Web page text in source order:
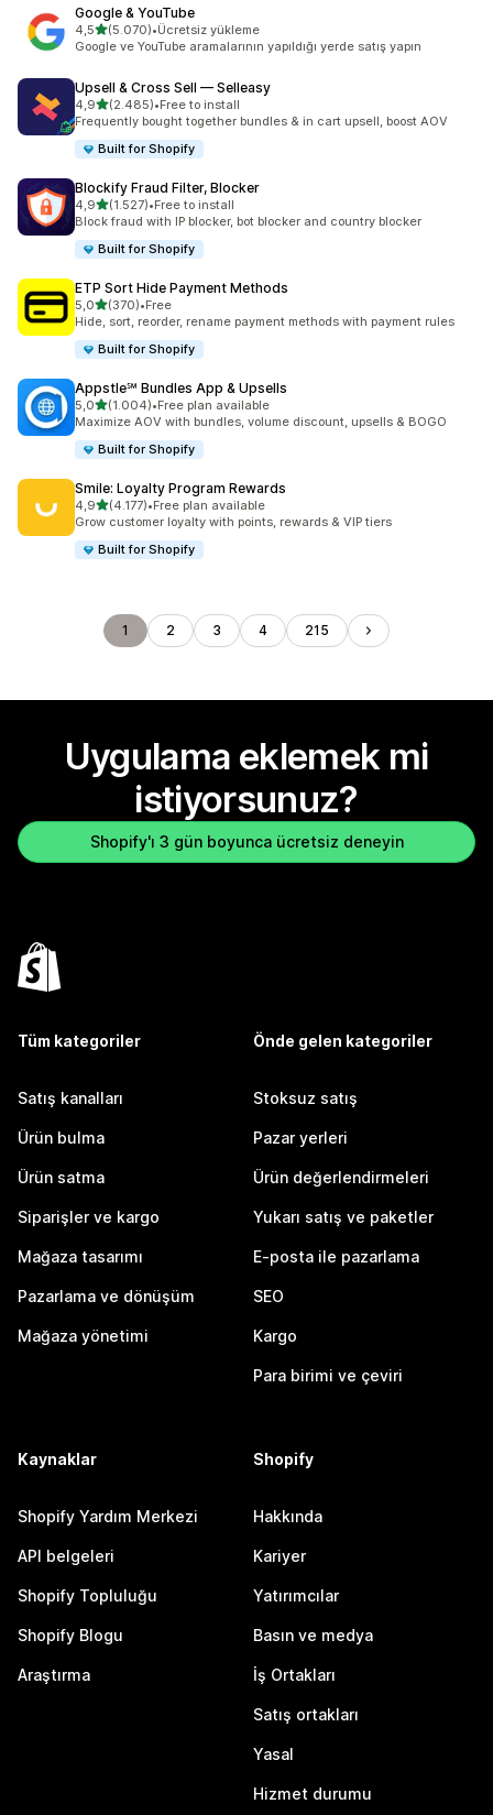
Google & YouTube
4,55 yıldız üzerinden
(5.070)
toplam 5070 değerlendirme
•Ücretsiz yükleme
Google ve YouTube aramalarının yapıldığı yerde satış yapın
Upsell & Cross Sell — Selleasy
4,95 yıldız üzerinden
(2.485)
toplam 2485 değerlendirme
•Free to install
Frequently bought together bundles & in cart upsell, boost AOV
Built for Shopify
Blockify Fraud Filter, Blocker
4,95 yıldız üzerinden
(1.527)
toplam 1527 değerlendirme
•Free to install
Block fraud with IP blocker, bot blocker and country blocker
Built for Shopify
ETP Sort Hide Payment Methods
5,05 yıldız üzerinden
(370)
toplam 370 değerlendirme
•Free
Hide, sort, reorder, rename payment methods with payment rules
Built for Shopify
Appstle℠ Bundles App & Upsells
5,05 yıldız üzerinden
(1.004)
toplam 1004 değerlendirme
•Free plan available
Maximize AOV with bundles, volume discount, upsells & BOGO
Built for Shopify
Smile: Loyalty Program Rewards
4,95 yıldız üzerinden
(4.177)
toplam 4177 değerlendirme
•Free plan available
Grow customer loyalty with points, rewards & VIP tiers
Built for Shopify
1 2 3 4 215
Uygulama eklemek mi
istiyorsunuz?
Shopify'ı 3 gün boyunca ücretsiz deneyin
Tüm kategoriler
Satış kanalları
Ürün bulma
Ürün satma
Siparişler ve kargo
Mağaza tasarımı
Pazarlama ve dönüşüm
Mağaza yönetimi
Önde gelen kategoriler
Stoksuz satış
Pazar yerleri
Ürün değerlendirmeleri
Yukarı satış ve paketler
E-posta ile pazarlama
SEO
Kargo
Para birimi ve çeviri
Kaynaklar
Shopify Yardım Merkezi
API belgeleri
Shopify Topluluğu
Shopify Blogu
Araştırma
Shopify
Hakkında
Kariyer
Yatırımcılar
Basın ve medya
İş Ortakları
Satış ortakları
Yasal
Hizmet durumu